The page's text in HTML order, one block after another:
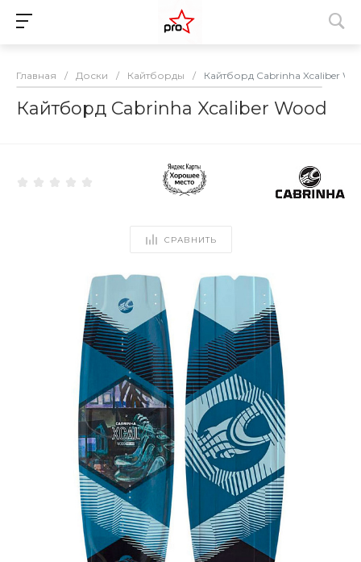
Главная / Доски / Кайтборды / Кайтборд Cabrinha Xcaliber
Кайтборд Cabrinha Xcaliber Wood
СРАВНИТЬ